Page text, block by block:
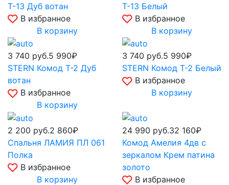
Т-13 Дуб вотан
В избранное
В корзину
Т-13 Белый
В избранное
В корзину
3 740 руб.5 990₽
STERN Комод Т-2 Дуб
вотан
В избранное
В корзину
3 740 руб.5 990₽
STERN Комод Т-2 Белый
В избранное
В корзину
2 200 руб.2 860₽
Спальня ЛАМИЯ ПЛ 061
Полка
В избранное
В корзину
24 990 руб.32 160₽
Комод Амелия 4дв с
зеркалом Крем патина
золото
В избранное